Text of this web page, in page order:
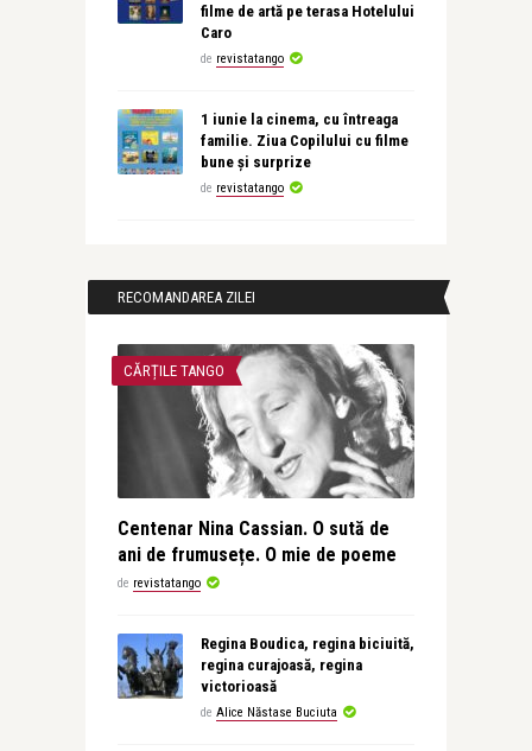
filme de artă pe terasa Hotelului
Caro
de revistatango
1 iunie la cinema, cu întreaga
familie. Ziua Copilului cu filme
bune și surprize
de revistatango
RECOMANDAREA ZILEI
CĂRȚILE TANGO
Centenar Nina Cassian. O sută de
ani de frumusețe. O mie de poeme
de revistatango
Regina Boudica, regina biciuită,
regina curajoasă, regina
victorioasă
de Alice Năstase Buciuta